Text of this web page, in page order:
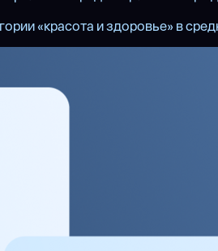
«красота и здоровье» в